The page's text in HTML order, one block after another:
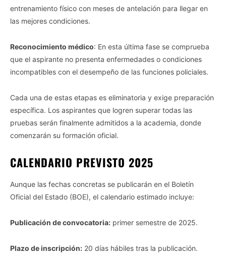
entrenamiento físico con meses de antelación para llegar en
las mejores condiciones.
Reconocimiento médico: En esta última fase se comprueba
que el aspirante no presenta enfermedades o condiciones
incompatibles con el desempeño de las funciones policiales.
Cada una de estas etapas es eliminatoria y exige preparación
específica. Los aspirantes que logren superar todas las
pruebas serán finalmente admitidos a la academia, donde
comenzarán su formación oficial.
CALENDARIO PREVISTO 2025
Aunque las fechas concretas se publicarán en el Boletín
Oficial del Estado (BOE), el calendario estimado incluye:
Publicación de convocatoria: primer semestre de 2025.
Plazo de inscripción: 20 días hábiles tras la publicación.